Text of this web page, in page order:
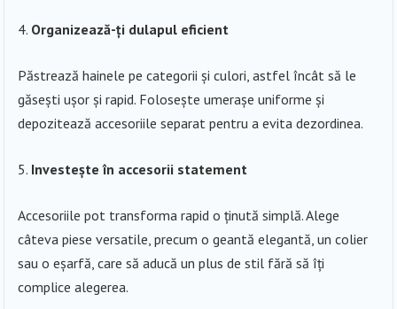
Organizează-ți dulapul eficient
Păstrează hainele pe categorii și culori, astfel încât să le
găsești ușor și rapid. Folosește umerașe uniforme și
depozitează accesoriile separat pentru a evita dezordinea.
Investește în accesorii statement
Accesoriile pot transforma rapid o ținută simplă. Alege
câteva piese versatile, precum o geantă elegantă, un colier
sau o eșarfă, care să aducă un plus de stil fără să îți
complice alegerea.